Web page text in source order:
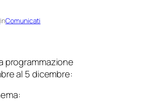
inComunicati
programmazione
al 5 dicembre: